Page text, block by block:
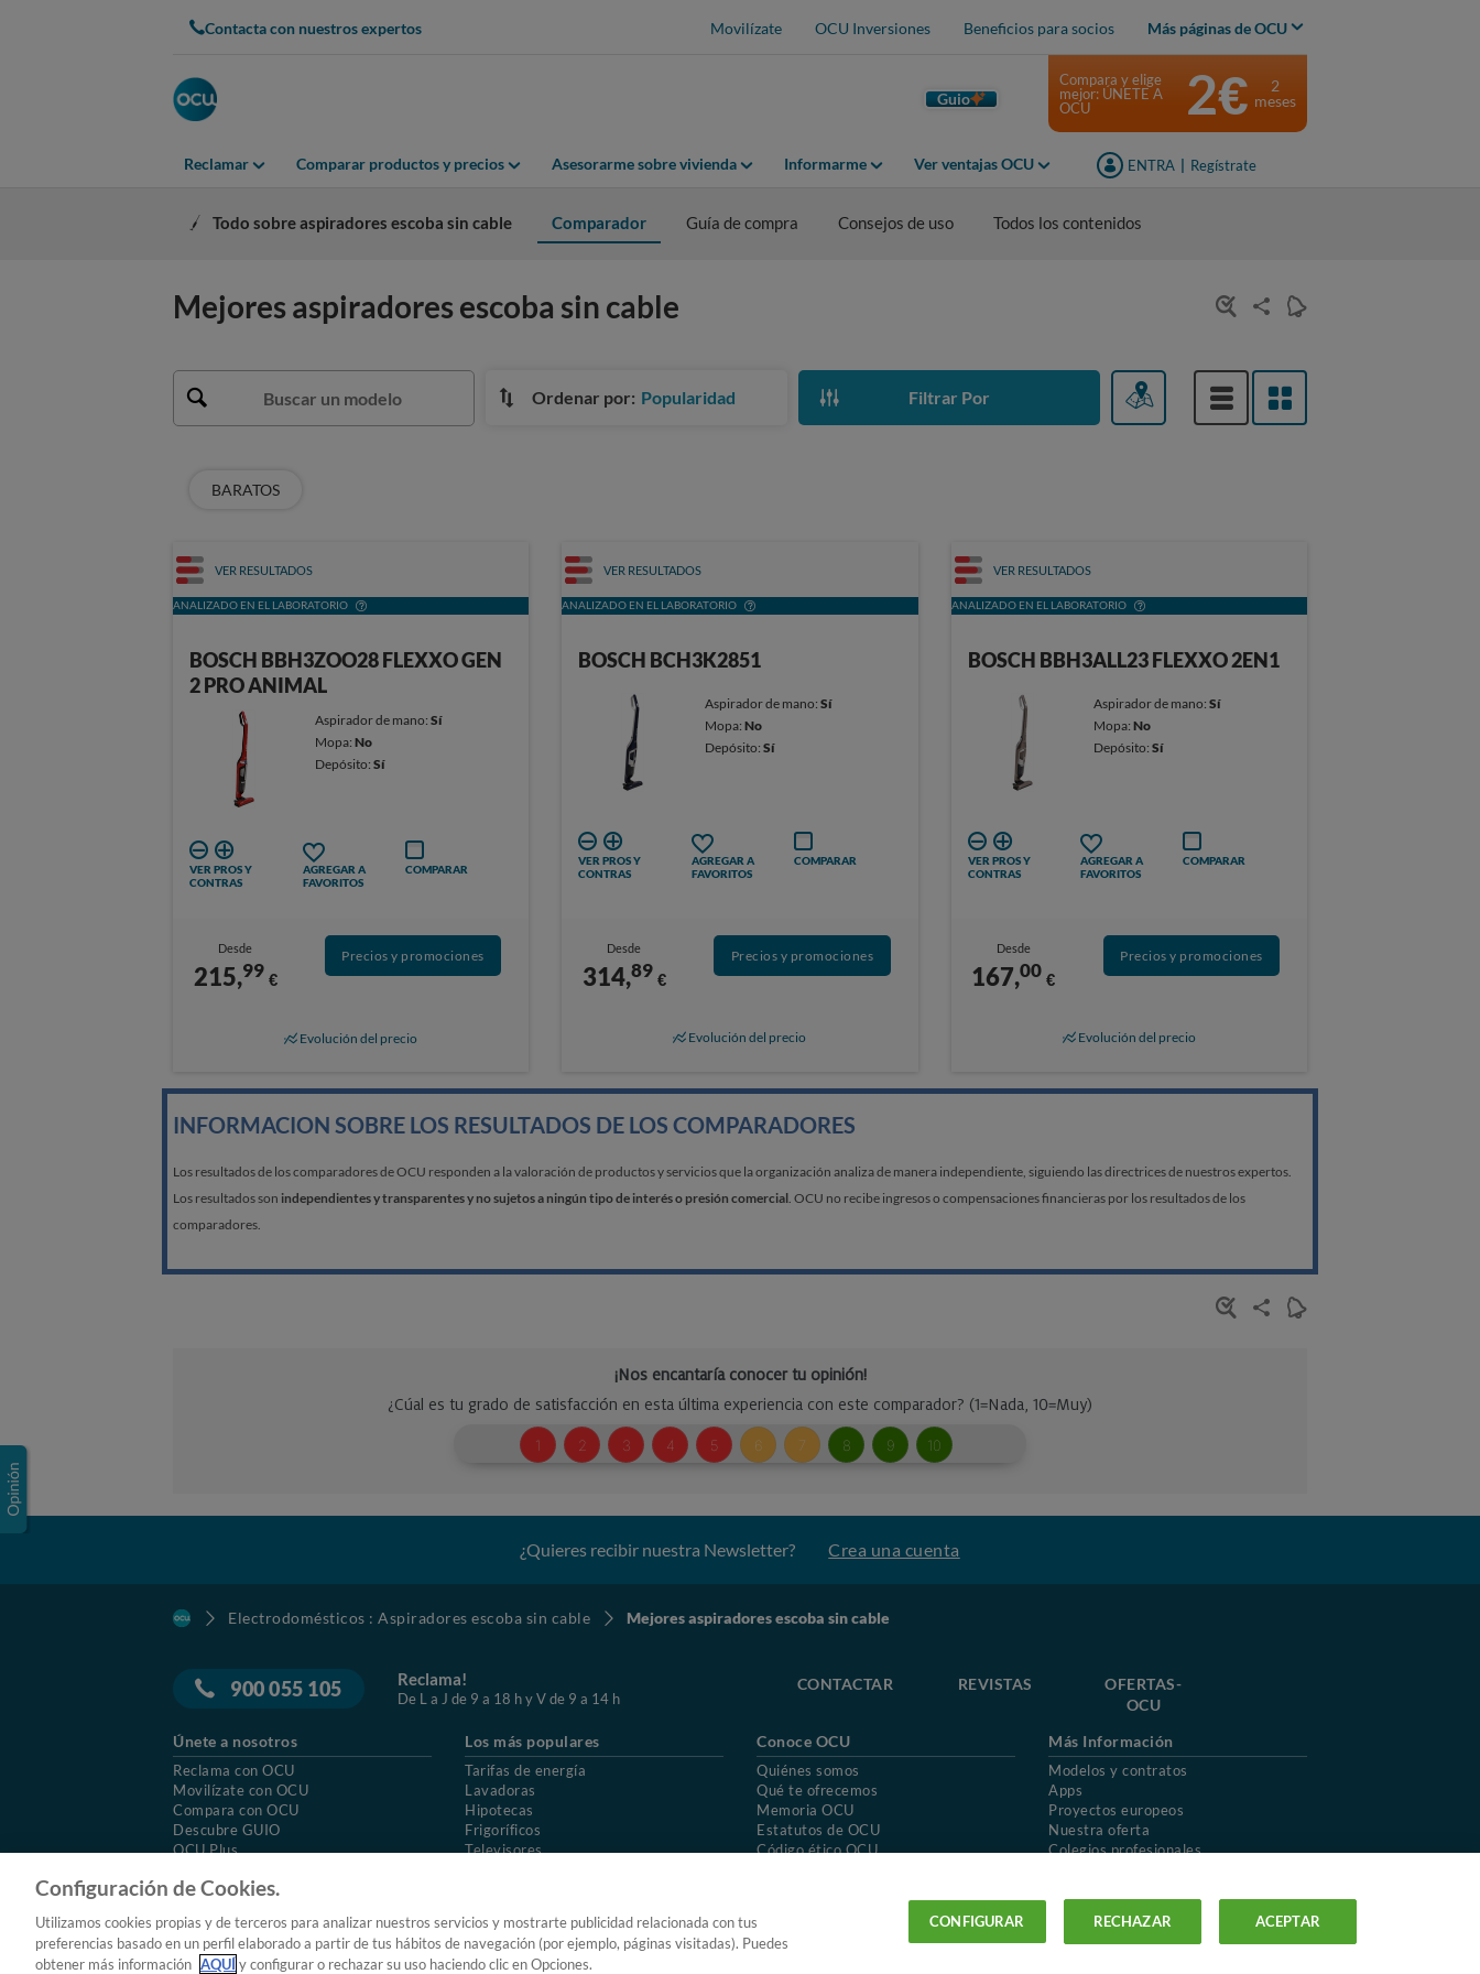
Contacta con nuestros expertos Movilízate OCU Inversiones Beneficios para socios Más páginas de OCU
Guio
Reclamar Comparar productos y precios Asesorarme sobre vivienda Informarme Ver ventajas OCU ENTRA Regístrate
Compara y elige
mejor: ÚNETE A
OCU
2€
2
meses
Todo sobre aspiradores escoba sin cable Comparador Guía de compra Consejos de uso Todos los contenidos
Mejores aspiradores escoba sin cable
Ordenar por: Popularidad Filtrar Por
BARATOS
VER RESULTADOS
ANALIZADO EN EL LABORATORIO
BOSCH BBH3ZOO28 FLEXXO GEN
2 PRO ANIMAL
Aspirador de mano:Sí
Mopa:No
Depósito:Sí
VER PROS Y
CONTRAS
AGREGAR A
FAVORITOS
COMPARAR
Desde
215,99 €
Precios y promociones
Evolución del precio
VER RESULTADOS
ANALIZADO EN EL LABORATORIO
BOSCH BCH3K2851
Aspirador de mano: Sí
Mopa: No
Depósito: Sí
VER PROS Y
CONTRAS
AGREGAR A
FAVORITOS
COMPARAR
Desde
314,89 €
Precios y promociones
Evolución del precio
VER RESULTADOS
ANALIZADO EN EL LABORATORIO
BOSCH BBH3ALL23 FLEXXO 2EN1
Aspirador de mano: Sí
Mopa: No
Depósito: Sí
VER PROS Y
CONTRAS
AGREGAR A
FAVORITOS
COMPARAR
Desde
167,00 €
Precios y promociones
Evolución del precio
INFORMACION SOBRE LOS RESULTADOS DE LOS COMPARADORES
Los resultados de los comparadores de OCU responden a la valoración de productos y servicios que la organización analiza de manera independiente, siguiendo las directrices de nuestros expertos.
Los resultados son independientes y transparentes y no sujetos a ningún tipo de interés o presión comercial. OCU no recibe ingresos o compensaciones financieras por los resultados de los
comparadores.
¿Quieres recibir nuestra Newsletter? Crea una cuenta
Electrodomésticos : Aspiradores escoba sin cable Mejores aspiradores escoba sin cable
900 055 105 Reclama!
De L a J de 9 a 18 h y V de 9 a 14 h
CONTACTAR REVISTAS
OFERTAS-
OCU
Únete a nosotros
Reclama con OCU
Movilízate con OCU
Compara con OCU
Descubre GUIO
OCU Plus
Los más populares
Tarifas de energía
Lavadoras
Hipotecas
Frigoríficos
Televisores
Conoce OCU
Quiénes somos
Qué te ofrecemos
Memoria OCU
Estatutos de OCU
Código ético OCU
Más Información
Modelos y contratos
Apps
Proyectos europeos
Nuestra oferta
Colegios profesionales
Uso del nombre y de los signos de OCU
Aviso Legal
Política de cookies
Configuración de Cookies.
Utilizamos cookies propias y de terceros para analizar nuestros servicios y mostrarte publicidad relacionada con tus
preferencias basado en un perfil elaborado a partir de tus hábitos de navegación (por ejemplo, páginas visitadas). Puedes
obtener más información AQUÍy configurar o rechazar su uso haciendo clic en Opciones.
CONFIGURAR RECHAZAR ACEPTAR